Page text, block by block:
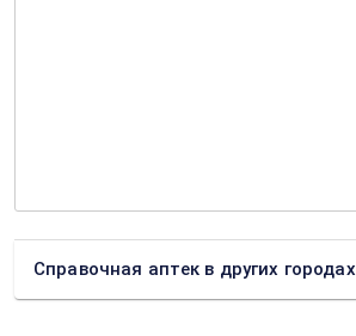
Справочная аптек в других городах